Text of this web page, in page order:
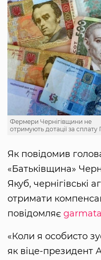
Фермери Чернігівщини не
отримують дотації за
Як повідомив
«Батьківщина»
Якуб, чернігівські
отримати
повідомляє
«Коли я особисто
як віце-президент